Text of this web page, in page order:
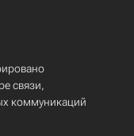
связи,
коммуникаций